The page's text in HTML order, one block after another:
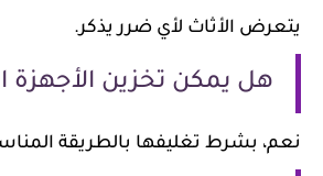
يتعرض الأثاث لأي ضرر يذكر.
هل يمكن تخزين الأجهزة
نعم، بشرط تغليفها بالطريقة